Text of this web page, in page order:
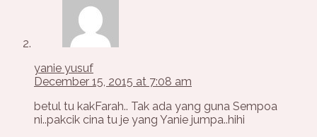
yanie yusuf
December 15, 2015 at 7:08 am
betul tu kakFarah.. Tak ada yang guna Sempoa
ni..pakcik cina tu je yang Yanie jumpa..hihi